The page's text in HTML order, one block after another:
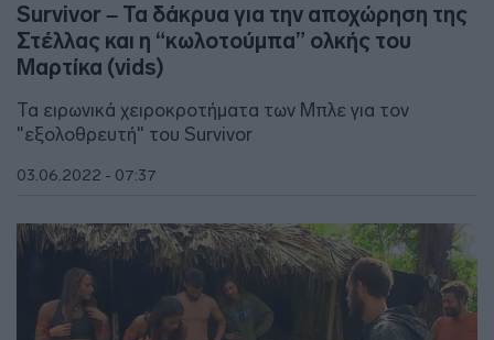
Survivor – Τα δάκρυα για την αποχώρηση της
Στέλλας και η “κωλοτούμπα” ολκής του
Μαρτίκα (vids)
Τα ειρωνικά χειροκροτήματα των Μπλε για τον
"εξολοθρευτή" του Survivor
03.06.2022 - 07:37